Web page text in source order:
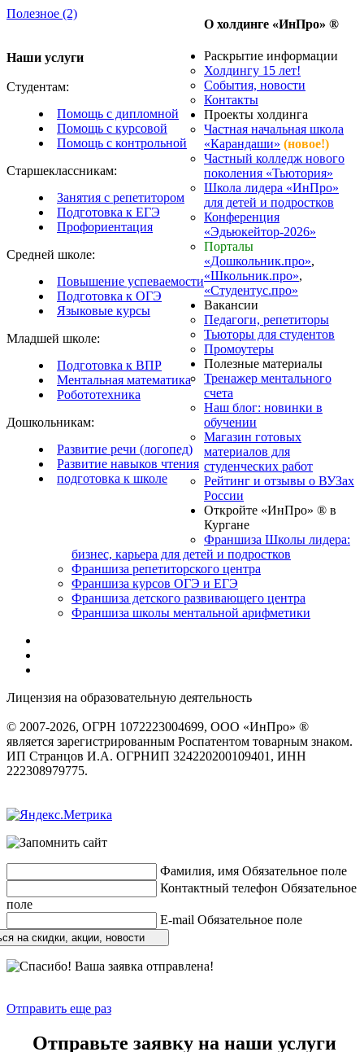
Полезное (2)
Наши услуги
Студентам:
Помощь с дипломной
Помощь с курсовой
Помощь с контрольной
Старшеклассникам:
Занятия с репетитором
Подготовка к ЕГЭ
Профориентация
Средней школе:
Повышение успеваемости
Подготовка к ОГЭ
Языковые курсы
Младшей школе:
Подготовка к ВПР
Ментальная математика
Робототехника
Дошкольникам:
Развитие речи (логопед)
Развитие навыков чтения
подготовка к школе
О холдинге «ИнПро» ®
Раскрытие информации
Холдингу 15 лет!
События, новости
Контакты
Проекты холдинга
Частная начальная школа
«Карандаши» (новое!)
Частный колледж нового
поколения «Тьютория»
Школа лидера «ИнПро»
для детей и подростков
Конференция
«Эдьюкейтор-2026»
Порталы
«Дошкольник.про»,
«Школьник.про»,
«Студентус.про»
Вакансии
Педагоги, репетиторы
Тьюторы для студентов
Промоутеры
Полезные материалы
Тренажер ментального
счета
Наш блог: новинки в
обучении
Магазин готовых
материалов для
студенческих работ
Рейтинг и отзывы о ВУЗах
России
Откройте «ИнПро» ® в
Кургане
Франшиза Школы лидера:
бизнес, карьера для детей и подростков
Франшиза репетиторского центра
Франшиза курсов ОГЭ и ЕГЭ
Франшиза детского развивающего центра
Франшиза школы ментальной арифметики
Лицензия на образовательную деятельность
© 2007-2026, ОГРН 1072223004699, ООО «ИнПро» ®
является зарегистрированным Роспатентом товарным знаком.
ИП Странцов И.А. ОГРНИП 324220200109401, ИНН
222308979775.
Фамилия, имя Обязательное поле
Контактный телефон Обязательное
поле
E-mail Обязательное поле
на скидки, акции, новости
Отправить еще раз
Отправьте заявку на наши услуги